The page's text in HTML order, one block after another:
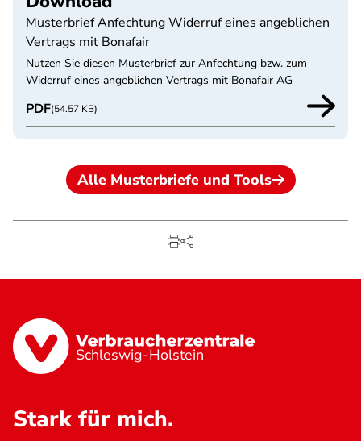
Musterbrief Anfechtung Widerruf eines angeblichen
Vertrags mit Bonafair
Nutzen Sie diesen Musterbrief zur Anfechtung bzw. zum
Widerruf eines angeblichen Vertrags mit Bonafair AG
PDF(54.57 KB)
Alle Musterbriefe und Tools
Schleswig-Holstein
Stark für mich.